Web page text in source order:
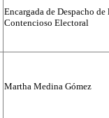
Encargada de Despacho
Contencioso Electoral
Martha Medina Gómez